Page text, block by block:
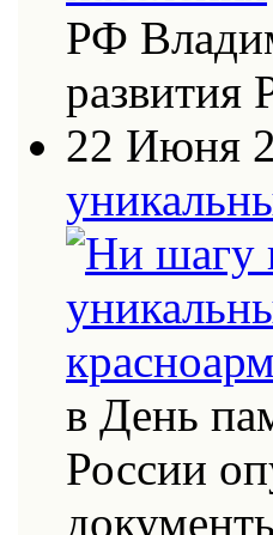
РФ
развития
22 Июня
в День
России